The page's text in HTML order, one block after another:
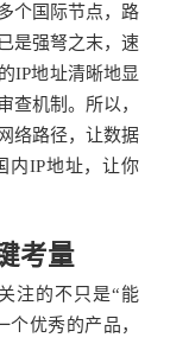
个国际节点，路
是强弩之末，速
IP地址清晰地显
查机制。所以，
络路径，让数据
内IP地址，让你
考量
注的不只是“能
个优秀的产品，